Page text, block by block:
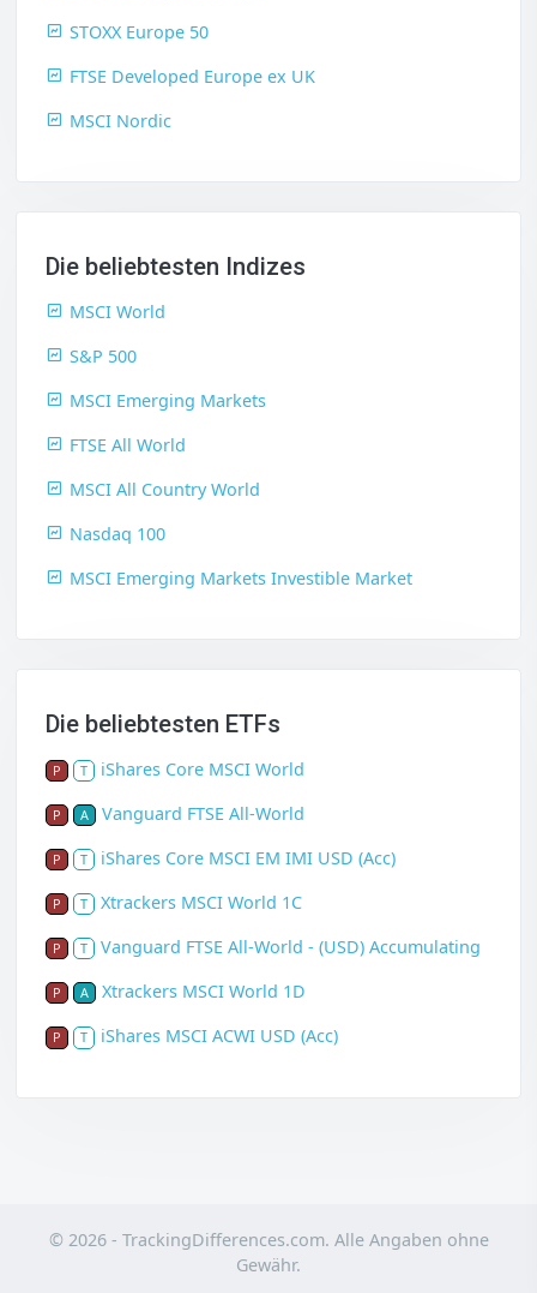
STOXX Europe 50
FTSE Developed Europe ex UK
MSCI Nordic
Die beliebtesten Indizes
MSCI World
S&P 500
MSCI Emerging Markets
FTSE All World
MSCI All Country World
Nasdaq 100
MSCI Emerging Markets Investible Market
Die beliebtesten ETFs
P T iShares Core MSCI World
P A Vanguard FTSE All-World
P T iShares Core MSCI EM IMI USD (Acc)
P T Xtrackers MSCI World 1C
P T Vanguard FTSE All-World - (USD) Accumulating
P A Xtrackers MSCI World 1D
P T iShares MSCI ACWI USD (Acc)
© 2026 - TrackingDifferences.com. Alle Angaben ohne
Gewähr.